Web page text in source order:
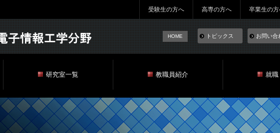
受験生の方へ 高専の方へ 卒業生の
HOME トピックス お問い合
研究室一覧 教職員紹介 就職